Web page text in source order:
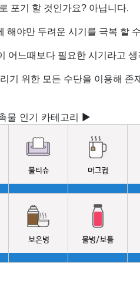
포기 할 것인가요? 아닙니다.
해야만 두려운 시기를 극복 할
어느때보다 필요한 시기라고
기 위한 모든 수단을 이용해 존
물 인기 카테고리 ▶